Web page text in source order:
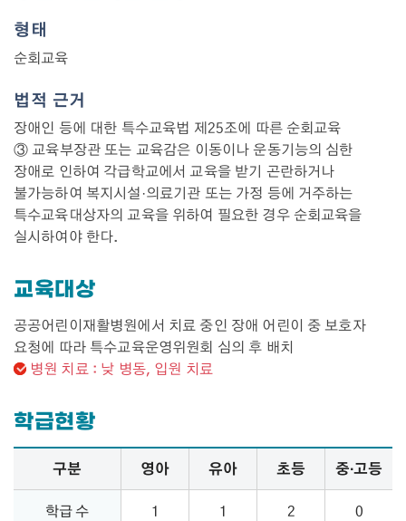
형태
순회교육
법적 근거
장애인 등에 대한 특수교육법 제25조에 따른 순회교육
③ 교육부장관 또는 교육감은 이동이나 운동기능의 심한
장애로 인하여 각급학교에서 교육을 받기 곤란하거나
불가능하여 복지시설·의료기관 또는 가정 등에 거주하는
특수교육대상자의 교육을 위하여 필요한 경우 순회교육을
실시하여야 한다.
교육대상
공공어린이재활병원에서 치료 중인 장애 어린이 중 보호자
요청에 따라 특수교육운영위원회 심의 후 배치
병원 치료 : 낮 병동, 입원 치료
학급현황
학급현황 – 구분, 영아, 유아, 초등, 중·고등 정보 제공
구분 영아 유아 초등 중·고등
학급 수 1 1 2
0